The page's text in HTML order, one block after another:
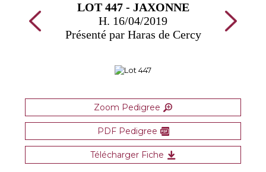
LOT 447 - JAXONNE
H. 16/04/2019
Présenté par Haras de Cercy
Zoom Pedigree
PDF Pedigree
Télécharger Fiche